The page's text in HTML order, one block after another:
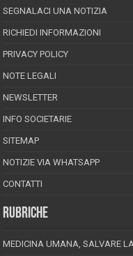
SEGNALACI UNA NOTIZIA
RICHIEDI INFORMAZIONI
PRIVACY POLICY
NOTE LEGALI
NEWSLETTER
INFO SOCIETARIE
SITEMAP
NOTIZIE VIA WHATSAPP
CONTATTI
RUBRICHE
MEDICINA UMANA, SALVARE